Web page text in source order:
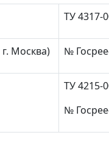
ТУ 4317-
Москва) №
ТУ 4215-
№